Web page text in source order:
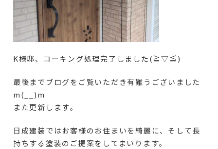
K様邸、コーキング処理完了しました(≧▽≦)
最後までブログをご覧いただき有難うございました
m(__)m
また更新します。
日成建装ではお客様のお住まいを綺麗に、そして長
持ちする塗装のご提案をしてまいります。